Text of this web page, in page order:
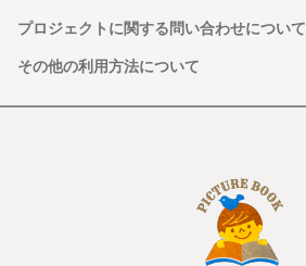
プロジェクトに関する問い合わせについて
その他の利用方法について